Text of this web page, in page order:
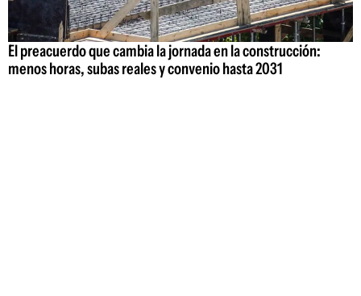
El preacuerdo que cambia la jornada en la construcción:
menos horas, subas reales y convenio hasta 2031